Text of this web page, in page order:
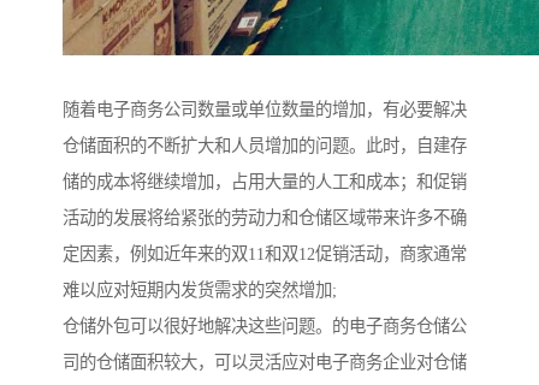
随着电子商务公司数量或单位数量的增加，有必要解决
仓储面积的不断扩大和人员增加的问题。此时，自建存
储的成本将继续增加，占用大量的人工和成本；和促销
活动的发展将给紧张的劳动力和仓储区域带来许多不确
定因素，例如近年来的双11和双12促销活动，商家通常
难以应对短期内发货需求的突然增加;
仓储外包可以很好地解决这些问题。的电子商务仓储公
司的仓储面积较大，可以灵活应对电子商务企业对仓储